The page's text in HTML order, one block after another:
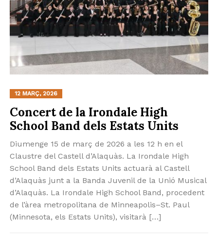
12 MARÇ, 2026
Concert de la Irondale High
School Band dels Estats Units
Diumenge 15 de març de 2026 a les 12 h en el
Claustre del Castell d’Alaquàs. La Irondale High
School Band dels Estats Units actuarà al Castell
d’Alaquàs junt a la Banda Juvenil de la Unió Musical
d’Alaquàs. La Irondale High School Band, procedent
de l’àrea metropolitana de Minneapolis–St. Paul
(Minnesota, els Estats Units), visitarà […]